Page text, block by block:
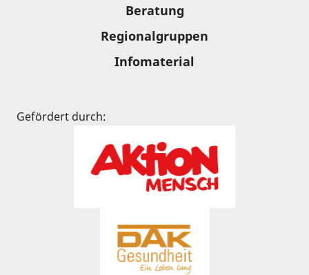
Beratung
Regionalgruppen
Infomaterial
Gefördert durch: